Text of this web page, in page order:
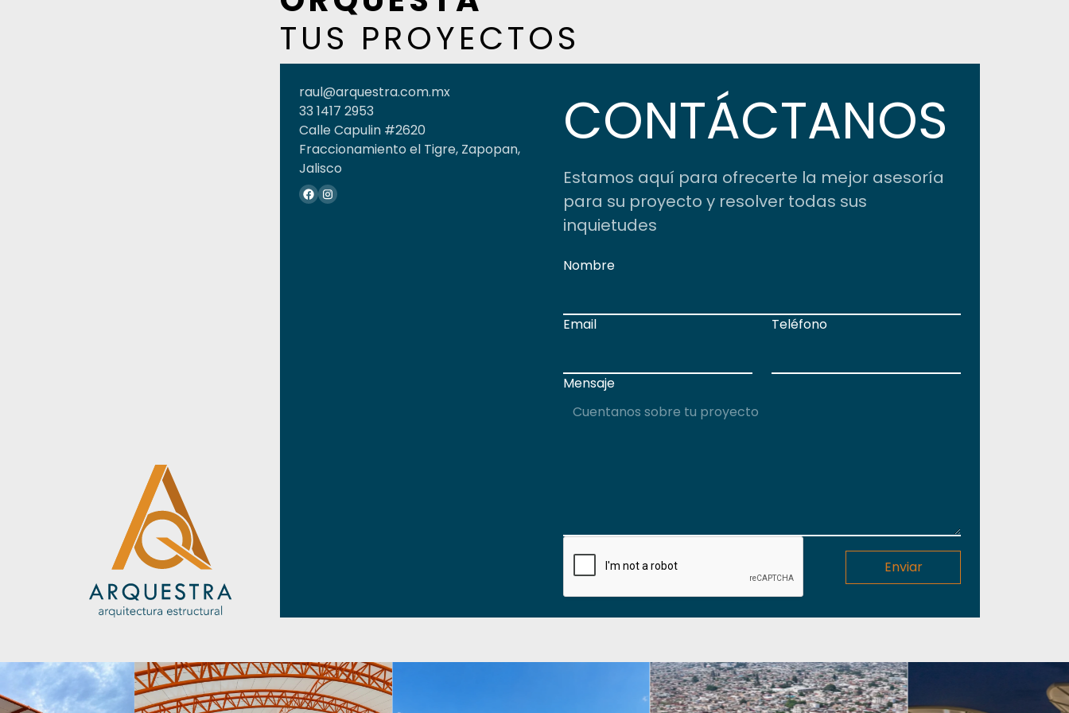
TUS PROYECTOS
raul@arquestra.com.mx
33 1417 2953
Calle Capulin #2620
Fraccionamiento el Tigre, Zapopan,
Jalisco
CONTÁCTANOS
Estamos aquí para ofrecerte la mejor asesoría
para su proyecto y resolver todas sus
inquietudes
Nombre
Email Teléfono
Mensaje